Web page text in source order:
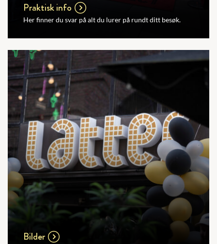
Praktisk info
Her finner du svar på alt du lurer på rundt ditt besøk.
Bilder